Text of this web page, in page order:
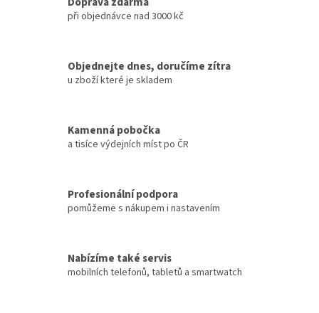
při objednávce nad 3000 kč
Objednejte dnes, doručíme zítra
u zboží které je skladem
Kamenná pobočka
a tisíce výdejních míst po ČR
Profesionální podpora
pomůžeme s nákupem i nastavením
Nabízíme také servis
mobilních telefonů, tabletů a smartwatch